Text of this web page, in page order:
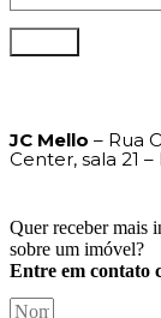
JC Mello – Rua
Center, sala 21
Quer receber mais
sobre um imóvel?
Entre em contato